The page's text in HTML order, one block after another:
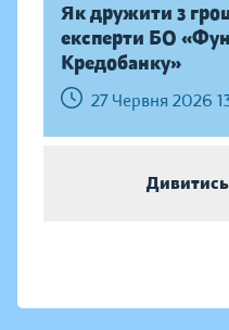
Як дружити з
експерти БО
Кредобанку»
27 Червня 2026
Дивитись